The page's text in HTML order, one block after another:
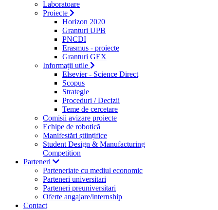
Laboratoare
Proiecte
Horizon 2020
Granturi UPB
PNCDI
Erasmus - proiecte
Granturi GEX
Informații utile
Elsevier - Science Direct
Scopus
Strategie
Proceduri / Decizii
Teme de cercetare
Comisii avizare proiecte
Echipe de robotică
Manifestări științifice
Student Design & Manufacturing
Competition
Parteneri
Parteneriate cu mediul economic
Parteneri universitari
Parteneri preuniversitari
Oferte angajare/internship
Contact